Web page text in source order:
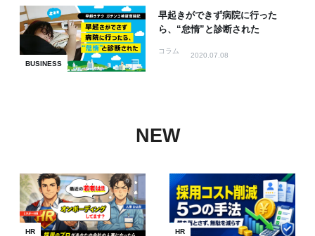
BUSINESS
早起きができず病院に行った
ら、“怠惰”と診断された
コラム
2020.07.08
NEW
HR HR